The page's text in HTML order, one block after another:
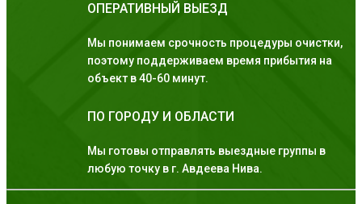
ОПЕРАТИВНЫЙ ВЫЕЗД
Мы понимаем срочность процедуры очистки,
поэтому поддерживаем время прибытия на
объект в 40-60 минут.
ПО ГОРОДУ И ОБЛАСТИ
Мы готовы отправлять выездные группы в
любую точку в г. Авдеева Нива.